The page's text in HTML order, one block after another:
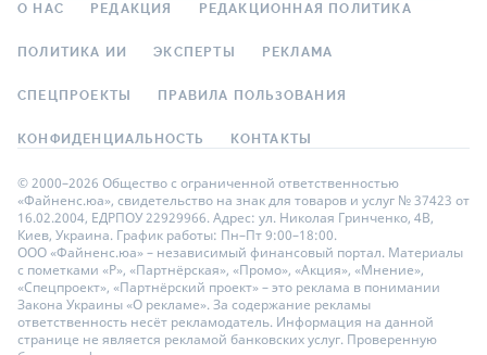
О НАС РЕДАКЦИЯ РЕДАКЦИОННАЯ ПОЛИТИКА
ПОЛИТИКА ИИ ЭКСПЕРТЫ РЕКЛАМА
СПЕЦПРОЕКТЫ ПРАВИЛА ПОЛЬЗОВАНИЯ
КОНФИДЕНЦИАЛЬНОСТЬ КОНТАКТЫ
© 2000–2026 Общество с ограниченной ответственностью
«Файненс.юа», свидетельство на знак для товаров и услуг № 37423 от
16.02.2004, ЕДРПОУ 22929966. Адрес: ул. Николая Гринченко, 4В,
Киев, Украина. График работы: Пн–Пт 9:00–18:00.
ООО «Файненс.юа» – независимый финансовый портал. Материалы
с пометками «Р», «Партнёрская», «Промо», «Акция», «Мнение»,
«Спецпроект», «Партнёрский проект» – это реклама в понимании
Закона Украины «О рекламе». За содержание рекламы
ответственность несёт рекламодатель. Информация на данной
странице не является рекламой банковских услуг. Проверенную